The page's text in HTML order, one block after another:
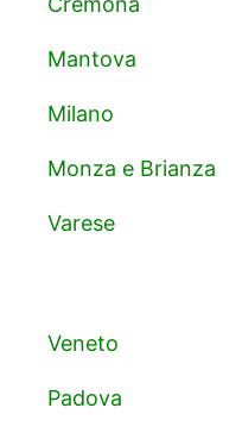
Mantova
Milano
Monza e Brianza
Varese
Veneto
Padova